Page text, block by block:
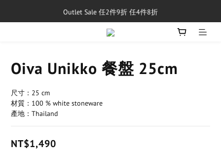
單筆消費滿$5,000享免運費
Outlet Sale 任2件9折 任4件8折
8/1~8/31，新品與經典商品滿額$10,000 現折$500
Oiva Unikko 餐盤 25cm
尺寸：25 cm
材質：100 % white stoneware
產地：Thailand
NT$1,490